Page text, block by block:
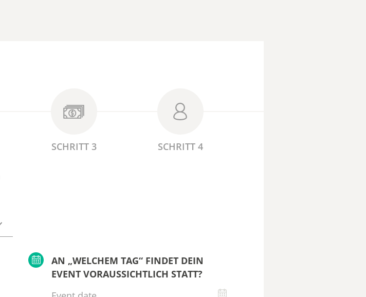
SCHRITT 3 SCHRITT 4
AN „WELCHEM TAG“ FINDET DEIN
EVENT VORAUSSICHTLICH STATT?